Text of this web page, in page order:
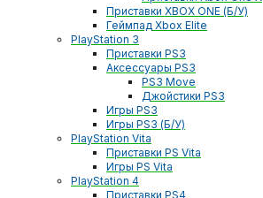
Приставки XBOX ONE (Б/У)
Геймпад Xbox Elite
PlayStation 3
Приставки PS3
Аксессуары PS3
PS3 Move
Джойстики PS3
Игры PS3
Игры PS3 (Б/У)
PlayStation Vita
Приставки PS Vita
Игры PS Vita
PlayStation 4
Приставки PS4